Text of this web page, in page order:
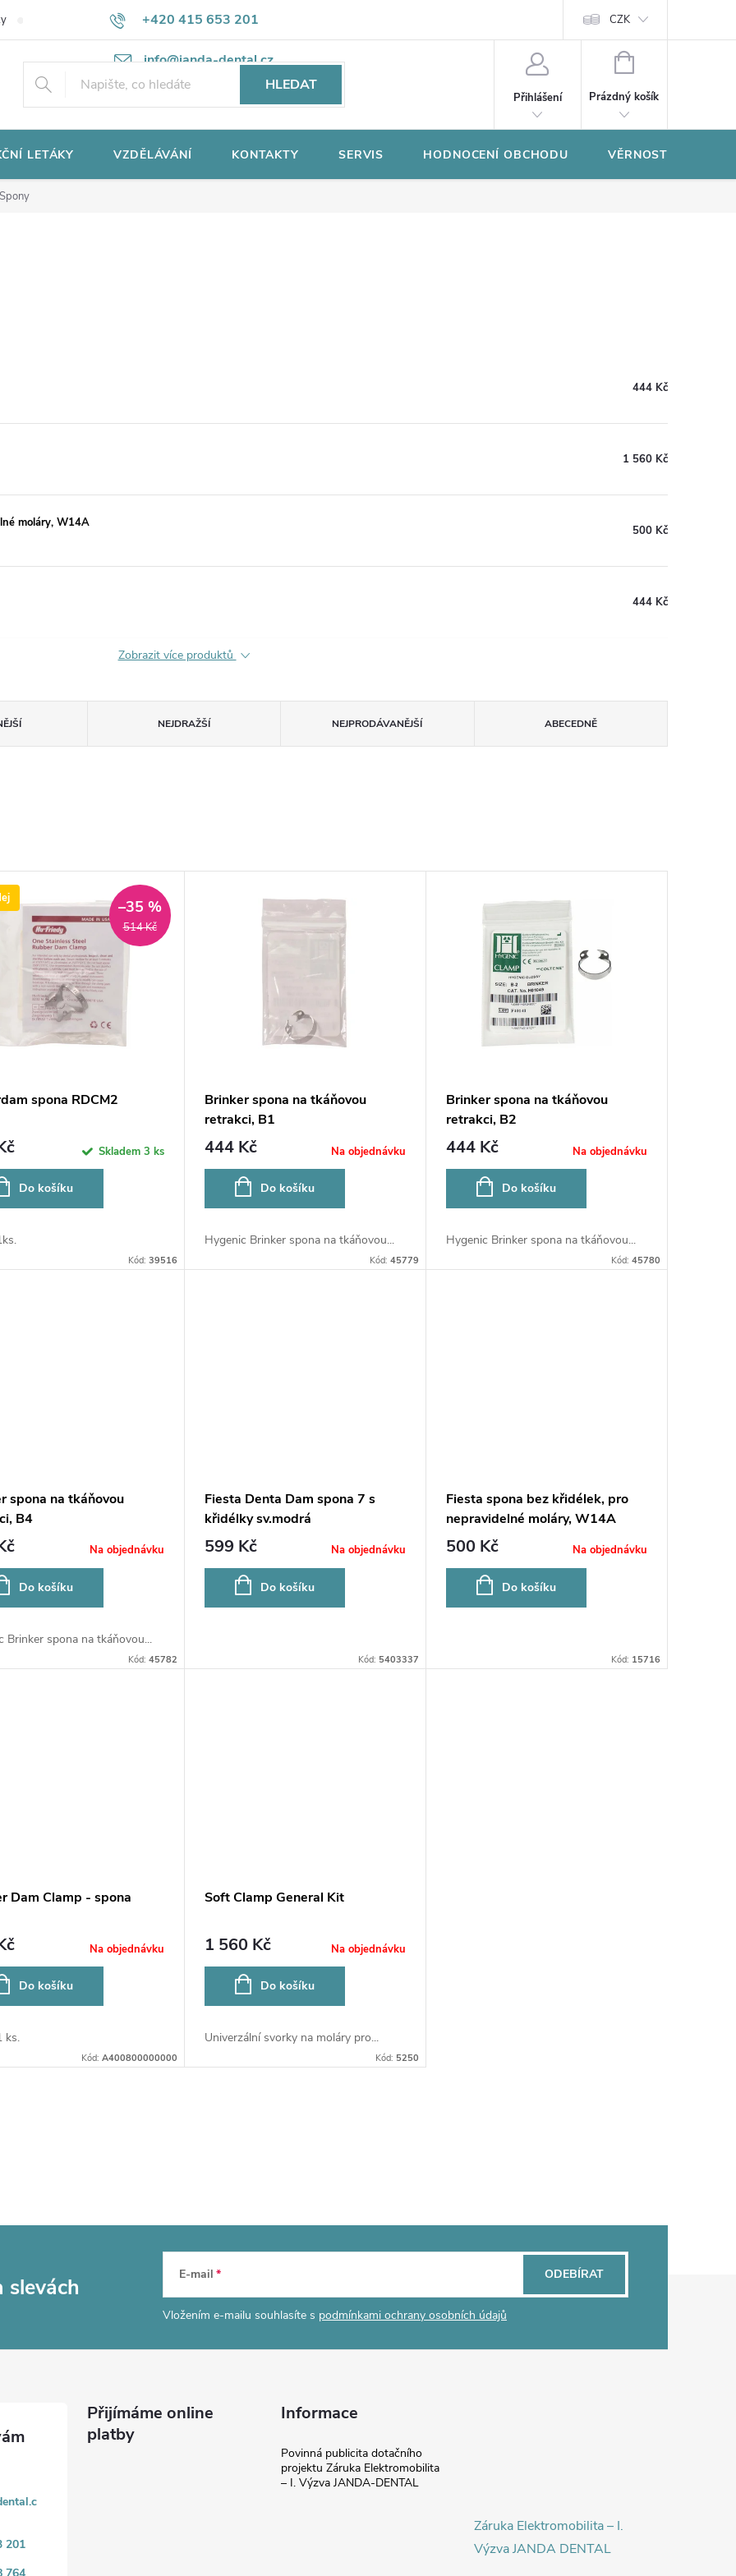
+420 415 653 201
info@janda-dental.cz
Potřebujete poradit? Ochrana osobních údajů CZK
HLEDAT
Přihlášení
NÁKUPNÍ
Prázdný košík
LETÁKY VZDĚLÁVÁNÍ KONTAKTY SERVIS HODNOCENÍ OBCHODU VĚRNOSTNÍ
Spony
444 Kč
1 560 Kč
moláry, W14A
500 Kč
444 Kč
Zobrazit více produktů
NEJDRAŽŠÍ NEJPRODÁVANĚJŠÍ ABECEDNĚ
514 Kč
–35 %
spona RDCM2
Skladem 3 ks
Do košíku
Kód: 39516
Brinker spona na tkáňovou
retrakci, B1
444 Kč Na objednávku
Do košíku
Hygenic Brinker spona na tkáňovou...
Kód: 45779
Brinker spona na tkáňovou
retrakci, B2
444 Kč Na objednávku
Do košíku
Hygenic Brinker spona na tkáňovou...
Kód: 45780
spona na tkáňovou
B4
Na objednávku
Do košíku
Brinker spona na tkáňovou...
Kód: 45782
Fiesta Denta Dam spona 7 s
křidélky sv.modrá
599 Kč Na objednávku
Do košíku
Kód: 5403337
Fiesta spona bez křidélek, pro
nepravidelné moláry, W14A
500 Kč Na objednávku
Do košíku
Kód: 15716
Dam Clamp - spona
Na objednávku
Do košíku
ks.
Kód: A400800000000
Soft Clamp General Kit
1 560 Kč Na objednávku
Do košíku
Univerzální svorky na moláry pro...
Kód: 5250
slevách E-mail
Vložením e-mailu souhlasíte s podmínkami ochrany osobních údajů
ODEBÍRAT
201
Přijímáme online
platby
Informace
Povinná publicita dotačního
projektu Záruka Elektromobilita
– I. Výzva JANDA-DENTAL
Záruka Elektromobilita – I.
Výzva JANDA DENTAL